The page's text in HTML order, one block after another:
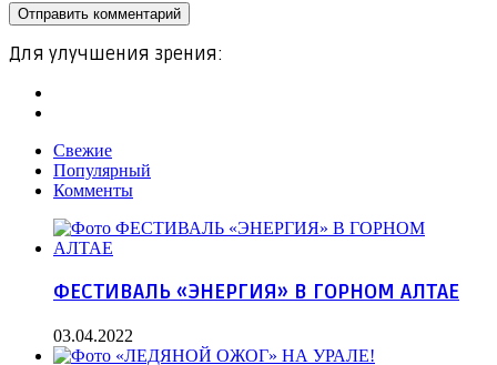
Для улучшения зрения:
Свежие
Популярный
Комменты
ФЕСТИВАЛЬ «ЭНЕРГИЯ» В ГОРНОМ АЛТАЕ
03.04.2022